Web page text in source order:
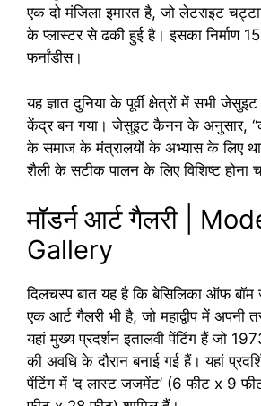
एक दो मंजिला इमारत है, जो लेटराइट
के प्लास्टर से ढकी हुई है। इसका निर्माण
फर्नांडीस।
यह ज्ञात दुनिया के पूर्वी क्षेत्रों में सभी
केंद्र बन गया। जेसुइट कैनन के अनुसार,
के समाज के मंत्रालयों के अभ्यास के लिए
शैली के सटीक पालन के लिए विशिष्ट होना
मॉडर्न आर्ट गैलरी |
Gallery
दिलचस्प बात यह है कि बेसिलिका ऑफ
एक आर्ट गैलरी भी है, जो महाद्वीप में अपनी
यहां मुख्य प्रदर्शन इतालवी पेंटिंग हैं जो
की अवधि के दौरान बनाई गई हैं। यहां
पेंटिंग में ‘द लास्ट जजमेंट’ (6 फीट x 9